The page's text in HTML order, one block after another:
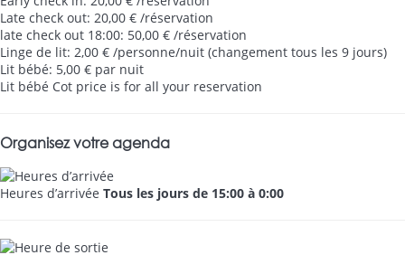
Late check out: 20,00 € /réservation
late check out 18:00: 50,00 € /réservation
Linge de lit: 2,00 € /personne/nuit (changement tous les 9 jours)
Lit bébé: 5,00 € par nuit
Lit bébé Cot price is for all your reservation
Organisez votre agenda
Heures d’arrivée Tous les jours de 15:00 à 0:00